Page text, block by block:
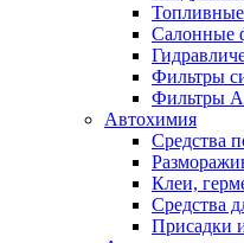
Салонные
Фильтры
Фильтры
Автохимия
Средства
Клеи,
Средства
Присадки